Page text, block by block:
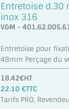
Entretoise
inox 316
V&M -
Entretoise pour
48mm Perçage du
18.42€HT
22.10 €TTC
Tarifs PRO,